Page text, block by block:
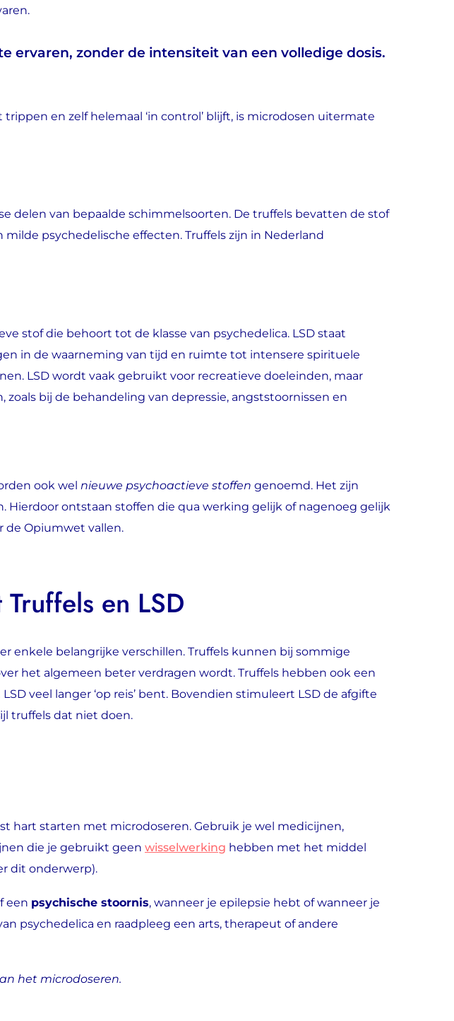
ervaren, zonder de intensiteit van een volledige dosis.
en zelf helemaal ‘in control’ blijft, is microdosen uitermate
delen van bepaalde schimmelsoorten. De truffels bevatten de stof
psychedelische effecten. Truffels zijn in Nederland
stof die behoort tot de klasse van psychedelica. LSD staat
in de waarneming van tijd en ruimte tot intensere spirituele
LSD wordt vaak gebruikt voor recreatieve doeleinden, maar
bij de behandeling van depressie, angststoornissen en
ook wel nieuwe psychoactieve stoffen genoemd. Het zijn
ontstaan stoffen die qua werking gelijk of nagenoeg gelijk
de Opiumwet vallen.
en LSD
enkele belangrijke verschillen. Truffels kunnen bij sommige
het algemeen beter verdragen wordt. Truffels hebben ook een
veel langer ‘op reis’ bent. Bovendien stimuleert LSD de afgifte
truffels dat niet doen.
hart starten met microdoseren. Gebruik je wel medicijnen,
die je gebruikt geen wisselwerking hebben met het middel
dit onderwerp).
een psychische stoornis, wanneer je epilepsie hebt of wanneer je
psychedelica en raadpleeg een arts, therapeut of andere
het microdoseren.